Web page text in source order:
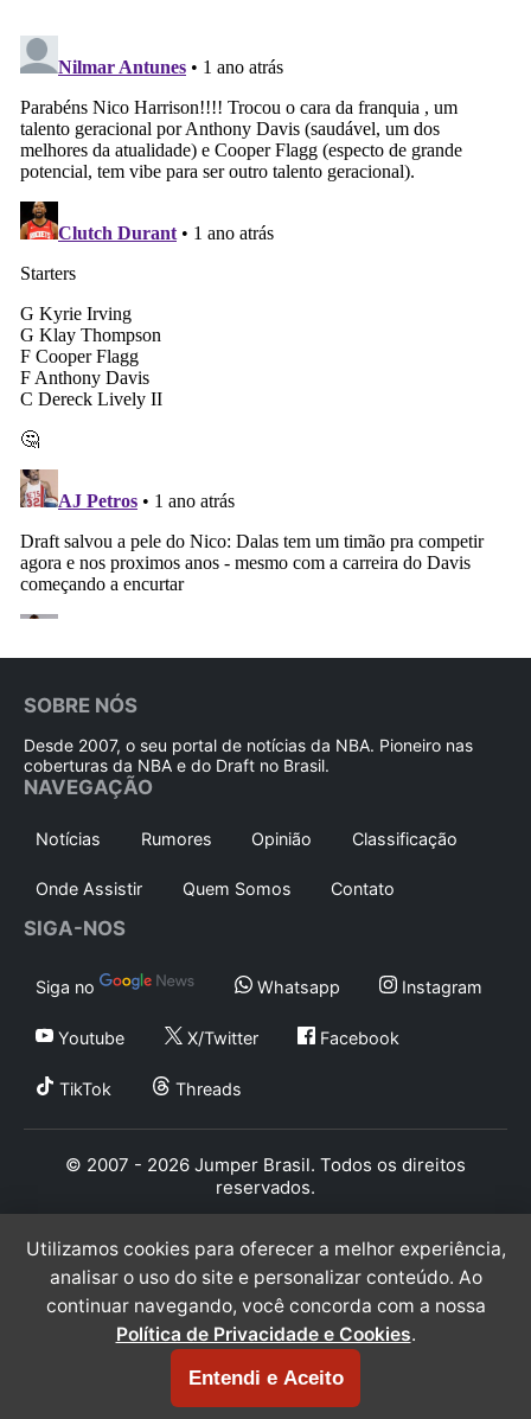
SOBRE NÓS
Desde 2007, o seu portal de notícias da NBA. Pioneiro nas
coberturas da NBA e do Draft no Brasil.
NAVEGAÇÃO
Notícias Rumores Opinião Classificação
Onde Assistir Quem Somos Contato
SIGA-NOS
Siga no Whatsapp Instagram
Youtube X/Twitter Facebook
TikTok Threads
© 2007 - 2026 Jumper Brasil. Todos os direitos
reservados.
Utilizamos cookies para oferecer a melhor experiência,
analisar o uso do site e personalizar conteúdo. Ao
continuar navegando, você concorda com a nossa
Política de Privacidade e Cookies.
Entendi e Aceito